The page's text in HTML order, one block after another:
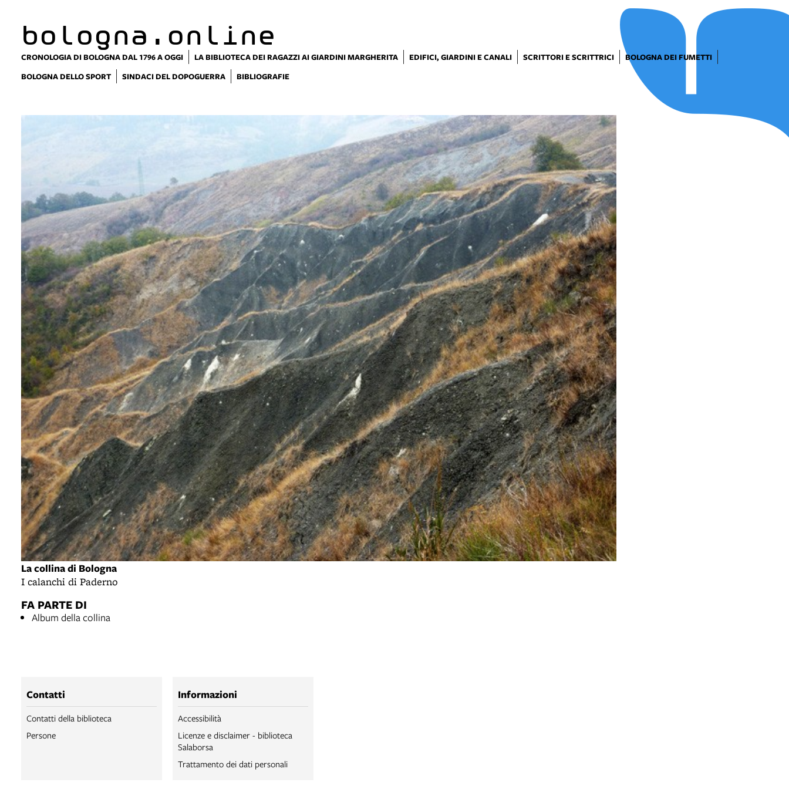
bologna.online
CRONOLOGIA DI BOLOGNA DAL 1796 A OGGI LA BIBLIOTECA DEI RAGAZZI AI GIARDINI MARGHERITA EDIFICI, GIARDINI E CANALI SCRITTORI E SCRITTRICI
BOLOGNA DEI FUMETTI
BOLOGNA DELLO SPORT
SINDACI DEL DOPOGUERRA BIBLIOGRAFIE
La collina di Bologna
I calanchi di Paderno
FA PARTE DI
Album della collina
Contatti
Contatti della biblioteca
Persone
Informazioni
Accessibilità
Licenze e disclaimer - biblioteca
Salaborsa
Trattamento dei dati personali